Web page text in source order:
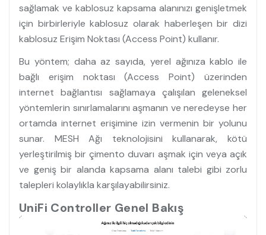
sağlamak ve kablosuz kapsama alanınızı genişletmek
için birbirleriyle kablosuz olarak haberleşen bir dizi
kablosuz Erişim Noktası (Access Point) kullanır.
Bu yöntem; daha az sayıda, yerel ağınıza kablo ile
bağlı erişim noktası (Access Point) üzerinden
internet bağlantısı sağlamaya çalışılan geleneksel
yöntemlerin sınırlamalarını aşmanın ve neredeyse her
ortamda internet erişimine izin vermenin bir yolunu
sunar. MESH Ağı teknolojisini kullanarak, kötü
yerleştirilmiş bir çimento duvarı aşmak için veya açık
ve geniş bir alanda kapsama alanı talebi gibi zorlu
talepleri kolaylıkla karşılayabilirsiniz.
UniFi Controller Genel Bakış